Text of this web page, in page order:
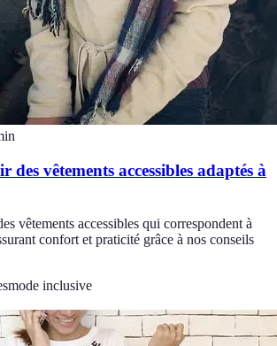
des vêtements accessibles adaptés à
vêtements accessibles qui correspondent à
confort et praticité grâce à nos conseils
mode inclusive